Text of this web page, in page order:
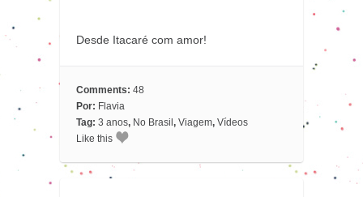
Desde Itacaré com amor!
Comments: 48
Por: Flavia
Tag: 3 anos, No Brasil, Viagem, Vídeos
Like this